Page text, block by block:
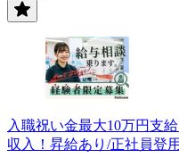
入職祝い金最大10万円支
収入！昇給あり/正社員登